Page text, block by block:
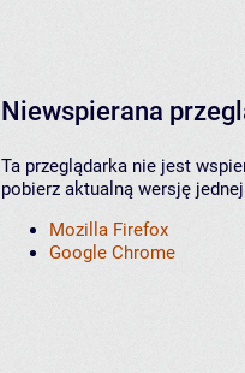
Niewspierana
Ta przeglądarka nie jest
pobierz aktualną wersję
Mozilla Firefox
Google Chrome